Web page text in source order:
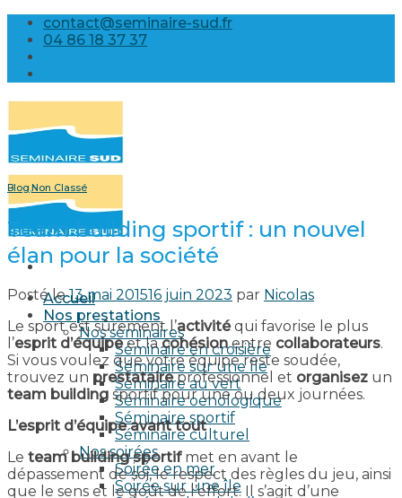
Skip
content
contact@seminaire-sud.fr
04 86 18 37 37
Accueil
Nos prestations
Nos séminaires
Séminaire en croisière
Séminaire sur une île
Séminaire au vert
Séminaire oenologique
Séminaire sportif
Séminaire culturel
Nos soirées
Soirée en mer
Soirée sur une île
Blog,Non Classé
Team building sportif : un nouvel
élan pour la société
Posté le13 mai 201516 juin 2023 par Nicolas
Le sport est sûrement l’activitéqui favorise le plus
l’esprit d’équipeet lacohésionentre collaborateurs.
Si vous voulez que votre équipe reste soudée,
trouvez un prestataireprofessionnel et organisez un
team building sportif pour une ou deux journées.
L’esprit d’équipe avant tout
Le team building sportifmet en avant le
dépassement de soi, le respect des règles du jeu, ainsi
que le sens et le goût de l’effort. Il s’agit d’une